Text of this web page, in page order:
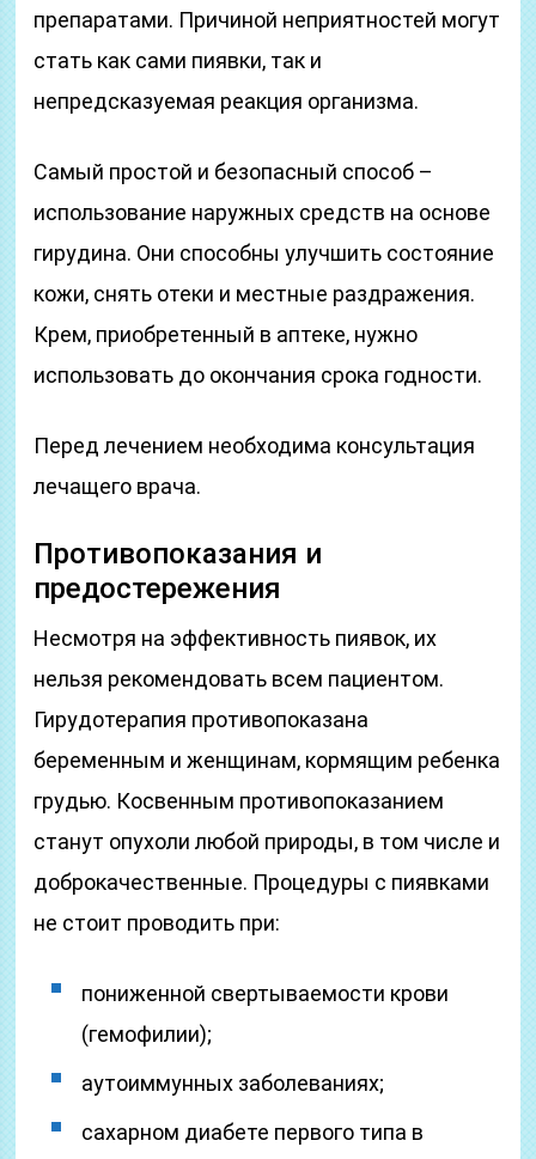
препаратами. Причиной неприятностей могут
стать как сами пиявки, так и
непредсказуемая реакция организма.
Самый простой и безопасный способ –
использование наружных средств на основе
гирудина. Они способны улучшить состояние
кожи, снять отеки и местные раздражения.
Крем, приобретенный в аптеке, нужно
использовать до окончания срока годности.
Перед лечением необходима консультация
лечащего врача.
Противопоказания и
предостережения
Несмотря на эффективность пиявок, их
нельзя рекомендовать всем пациентом.
Гирудотерапия противопоказана
беременным и женщинам, кормящим ребенка
грудью. Косвенным противопоказанием
станут опухоли любой природы, в том числе и
доброкачественные. Процедуры с пиявками
не стоит проводить при:
пониженной свертываемости крови
(гемофилии);
аутоиммунных заболеваниях;
сахарном диабете первого типа в